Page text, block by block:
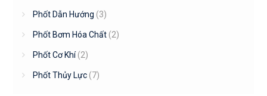
Phốt Dẫn Hướng (3)
Phốt Bơm Hóa Chất (2)
Phốt Cơ Khí (2)
Phốt Thủy Lực (7)